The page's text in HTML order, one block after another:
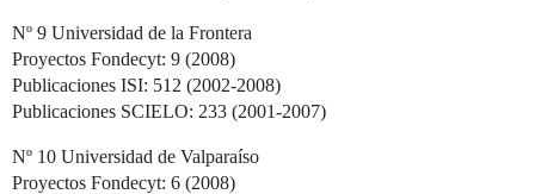
Nº 9 Universidad de la Frontera
Proyectos Fondecyt: 9 (2008)
Publicaciones ISI: 512 (2002-2008)
Publicaciones SCIELO: 233 (2001-2007)
Nº 10 Universidad de Valparaíso
Proyectos Fondecyt: 6 (2008)